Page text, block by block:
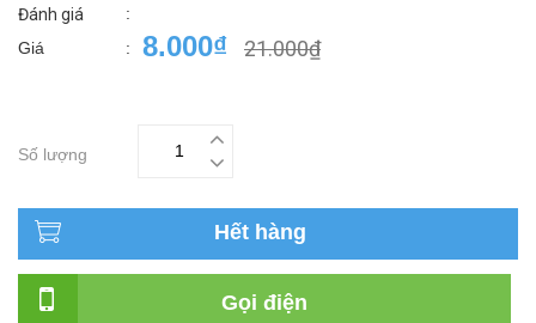
Đánh giá
:
Giá
: 8.000₫ 21.000₫
Số lượng
Hết hàng
Gọi điện